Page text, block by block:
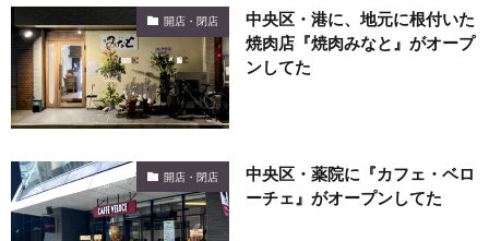
開店・閉店
中央区・港に、地元に根付いた
焼肉店『焼肉みなと』がオープ
ンしてた
開店・閉店
中央区・薬院に『カフェ・ベロ
ーチェ』がオープンしてた